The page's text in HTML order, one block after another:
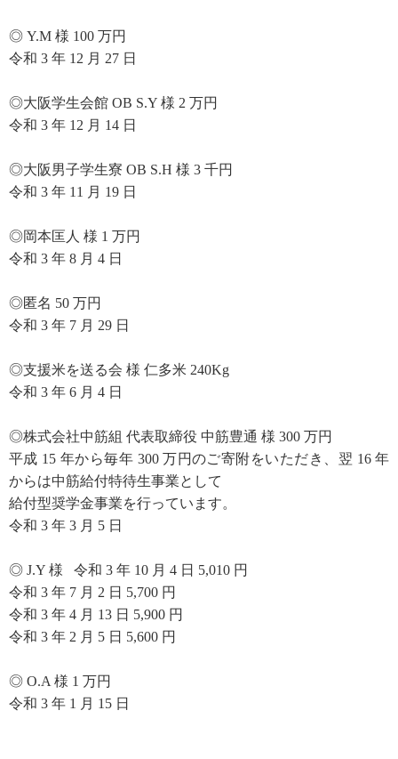
◎ Y.M 様 100 万円
令和 3 年 12 月 27 日
◎大阪学生会館 OB S.Y 様 2 万円
令和 3 年 12 月 14 日
◎大阪男子学生寮 OB S.H 様 3 千円
令和 3 年 11 月 19 日
◎岡本匡人 様 1 万円
令和 3 年 8 月 4 日
◎匿名 50 万円
令和 3 年 7 月 29 日
◎支援米を送る会 様 仁多米 240Kg
令和 3 年 6 月 4 日
◎株式会社中筋組 代表取締役 中筋豊通 様 300 万円
平成 15 年から毎年 300 万円のご寄附をいただき、翌 16 年
からは中筋給付特待生事業として
給付型奨学金事業を行っています。
令和 3 年 3 月 5 日
◎ J.Y 様 令和 3 年 10 月 4 日 5,010 円
令和 3 年 7 月 2 日 5,700 円
令和 3 年 4 月 13 日 5,900 円
令和 3 年 2 月 5 日 5,600 円
◎ O.A 様 1 万円
令和 3 年 1 月 15 日